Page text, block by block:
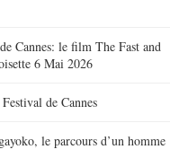
Cannes: le film The Fast and
6 Mai 2026
de Cannes
le parcours d’un homme